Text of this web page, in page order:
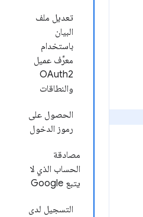
تعديل ملف
البيان
باستخدام
معرِّف عميل
OAuth2
والنطاقات
الحصول على
رموز الدخول
مصادقة
الحساب الذي لا
يتبع Google
التسجيل لدى